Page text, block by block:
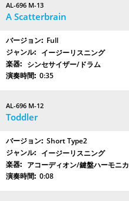
AL-696 M-13
A Scatterbrain
Full
イージーリスニング
シンセサイザー/ドラム
0:35
AL-696 M-12
Toddler
Short Type2
イージーリスニング
アコーディオン/鍵盤ハーモニカ
0:08